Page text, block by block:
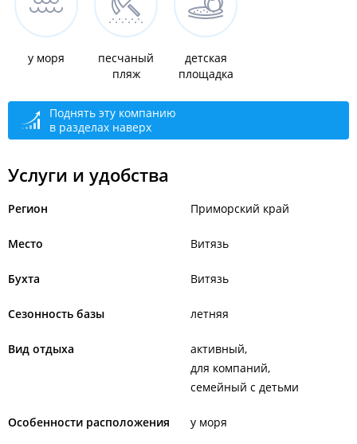
у моря
песчаный
пляж
детская
площадка
Поднять эту компанию
в разделах наверх
Услуги и удобства
Регион Приморский край
Место Витязь
Бухта Витязь
Сезонность базы летняя
Вид отдыха
активный
для компаний
семейный с детьми
Особенности расположения у моря